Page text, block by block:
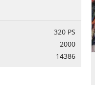
320 PS
2000
14386